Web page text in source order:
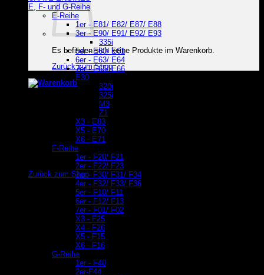
Es befinden sich keine Produkte im Warenkorb.
Zurück zum Shop
Es befinden sich keine Produkte im Warenkorb.
Zurück zum Shop
E, F- und G-Reihe
E-Reihe
1er - E81/ E82/ E87/ E88
3er - E90/ E91/ E92/ E93
335i
5er - E60/ E61
6er - E63/ E64
7er - E65/ E66
E30
320i
325i
M3
Z1
X3 - E83
X5 - E70
X6 - E71
F-Reihe
1er - F20/ F21
2er - F22/ F23
3er - F30/ F31/ F34
4er - F32/ F33/ F36
5er - F10/ F11
6er - F12/ F13
7er - F01/ F02
X3 - F25
X4 - F26
X5 - F15
X6 - F16
G-Reihe
1er - F40
2er-F44